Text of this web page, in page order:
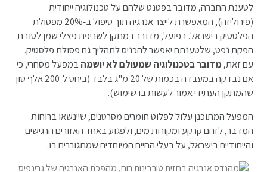
לטענת החברה, מדובר בפטנט שלהם על טכנולוגיה ייחודית
(פירוליזה), המאפשרת לייצר אנרגיה תוך טיפול ב-20% מפסולת
הפלסטיק בישראל. בפועל, מדובר במתקן לשריפת פצלי שמן לטובת
הפקת נפט, שלטענתם יאפשר להכניס לתהליך גם פסולת פלסטיק.
עם זאת,מדובר בטכנולוגיה שמעולם לא יושמהבמפעל מסחרי, כי
אם נבדקה במעבדה בכמות של 20 מ"ג בלבד (ביחס ל-200 אלף טון
שהמתקן העתידי אמור לעשות בו שימוש).
המפעל המתוכנן עלול לפלוט חומרים מסרטנים, שיינשאו ברוחות
המדבר, לזהם קרקע ומקורות מים, ולפגוע באחד האזורים הרגישים
והייחודיים בישראל, על בעלי החיים המיוחדים שמתגוררים בו.